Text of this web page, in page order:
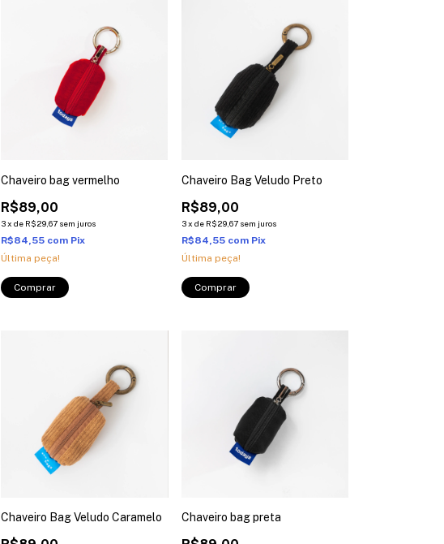
Chaveiro bag vermelho
R$89,00
3xde R$29,67 sem juros
R$84,55 com Pix
Última peça!
Chaveiro Bag Veludo Preto
R$89,00
3 x de R$29,67 sem juros
R$84,55 com Pix
Última peça!
Chaveiro Bag Veludo Caramelo Chaveiro bag preta